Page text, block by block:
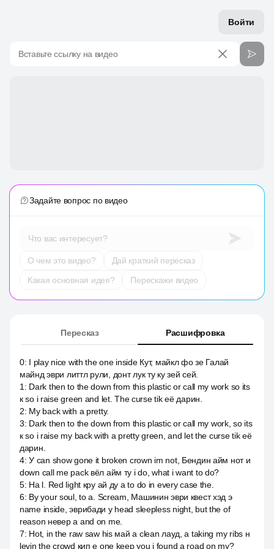
Войти
Вставьте ссылку на видео
Задайте вопрос по видео
Что вас интересует?
О чем это видео?
Дай краткий пересказ
Какая основная идея?
Перескажи видео
Пересказ Расшифровка
0: I play nice with the one inside Кут, майкл фо зе Галай
майнд эври литтл рули, донт лук ту ку зей сей.
1 : Dark then to the down from this plastic or call my work so its
к so i raise green and let. The curse tik её дарин.
2: My back with a pretty.
3: Dark then to the down from this plastic or call my work, so its
к so i raise my back with a pretty green, and let the curse tik её
дарин.
4:У can show gone it broken crown im not, Бендин айм нот и
down call me pack вёл айм ту i do, what i want to do?
5: На l. Red light кру ай ду а to do in every case the.
6: By your soul, to a. Scream, Машинин эври квест хэд э
name inside, эврибади у head sleepless night, but the of
reason невер а and on me.
7: Hot, in the raw saw his май a clean лауд, а taking my ribs н
levin the crowd кип е one keep you i found a road on my?